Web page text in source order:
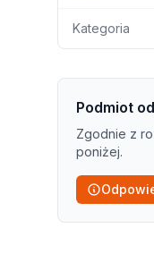
Kategoria
Podmiot
Zgodnie z
poniżej.